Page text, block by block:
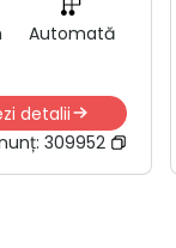
Automată
detalii
309952